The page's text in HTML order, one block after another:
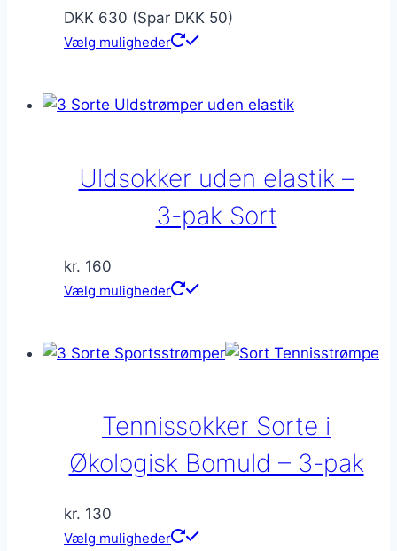
DKK 630 (Spar DKK 50)
Vælg muligheder
Uldsokker uden elastik –
3-pak Sort
kr. 160
Vælg muligheder
Dette
flere
kan
vælges
på
Tennissokker Sorte i
Økologisk Bomuld – 3-pak
kr. 130
Vælg muligheder
Dette